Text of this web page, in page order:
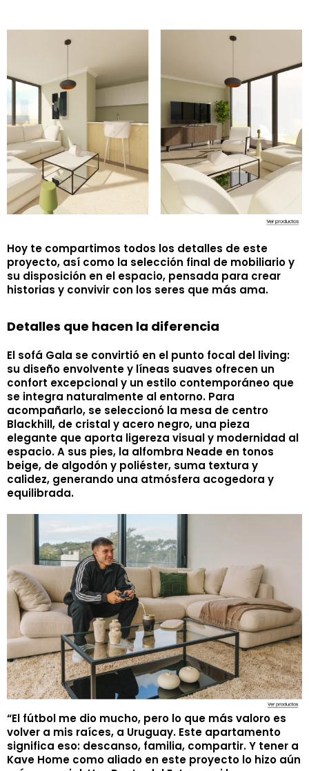
Hoy te compartimos todos los detalles de este
proyecto, así como la selección final de mobiliario y
su disposición en el espacio, pensada para crear
historias y convivir con los seres que más ama.
Detalles que hacen la diferencia
El sofá Gala se convirtió en el punto focal del living:
su diseño envolvente y líneas suaves ofrecen un
confort excepcional y un estilo contemporáneo que
se integra naturalmente al entorno. Para
acompañarlo, se seleccionó la mesa de centro
Blackhill, de cristal y acero negro, una pieza
elegante que aporta ligereza visual y modernidad al
espacio. A sus pies, la alfombra Neade en tonos
beige, de algodón y poliéster, suma textura y
calidez, generando una atmósfera acogedora y
equilibrada.
“El fútbol me dio mucho, pero lo que más valoro es
volver a mis raíces, a Uruguay. Este apartamento
significa eso: descanso, familia, compartir. Y tener a
Kave Home como aliado en este proyecto lo hizo aún